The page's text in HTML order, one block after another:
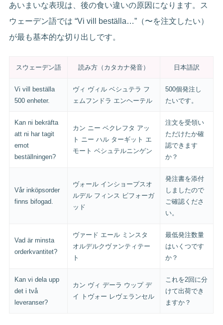
あいまいな表現は、後の食い違いの原因になります。ス
ウェーデン語では “Vi vill beställa…”（〜を注文したい）
が最も基本的な切り出しです。
スウェーデン語 読み方（カタカナ発音） 日本語訳
Vi vill beställa
500 enheter.
ヴィ ヴィル ベシュテラ フ
ェムフンドラ エンヘーテル
500個発注し
たいです。
Kan ni bekräfta
att ni har tagit
emot
beställningen?
カン ニー ベクレフタ アッ
ト ニー ハル ターギット エ
モート ベシュテルニンゲン
注文を受領い
ただけたか確
認できます
か？
Vår inköpsorder
finns bifogad.
ヴォール インショープスオ
ルデル フィンス ビフォーガ
ッド
発注書を添付
しましたので
ご確認くださ
い。
Vad är minsta
orderkvantitet?
ヴァード エール ミンスタ
オルデルクヴァンティテー
ト
最低発注数量
はいくつです
か？
Kan vi dela upp
det i två
leveranser?
カン ヴィ デーラ ウップ デ
イ トヴォー レヴェランセル
これを2回に分
けて出荷でき
ますか？